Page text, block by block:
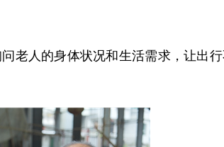
老人的身体状况和生活需求，让出